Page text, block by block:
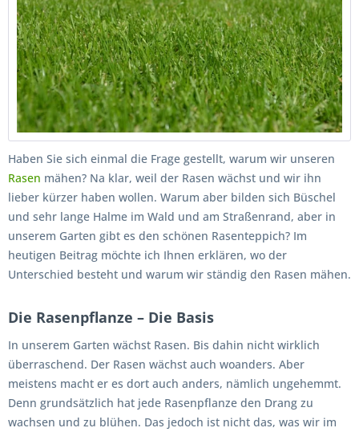
Haben Sie sich einmal die Frage gestellt, warum wir unseren
Rasen mähen? Na klar, weil der Rasen wächst und wir ihn
lieber kürzer haben wollen. Warum aber bilden sich Büschel
und sehr lange Halme im Wald und am Straßenrand, aber in
unserem Garten gibt es den schönen Rasenteppich? Im
heutigen Beitrag möchte ich Ihnen erklären, wo der
Unterschied besteht und warum wir ständig den Rasen mähen.
Die Rasenpflanze – Die Basis
In unserem Garten wächst Rasen. Bis dahin nicht wirklich
überraschend. Der Rasen wächst auch woanders. Aber
meistens macht er es dort auch anders, nämlich ungehemmt.
Denn grundsätzlich hat jede Rasenpflanze den Drang zu
wachsen und zu blühen. Das jedoch ist nicht das, was wir im